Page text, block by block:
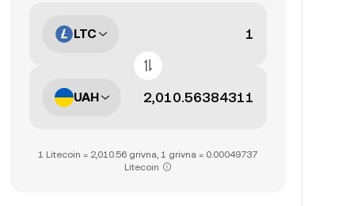
LTC
UAH
1 Litecoin = 2,010.56 grivna, 1 grivna = 0.00049737
Litecoin